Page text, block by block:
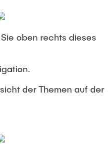
oben rechts dieses
der Themen auf der